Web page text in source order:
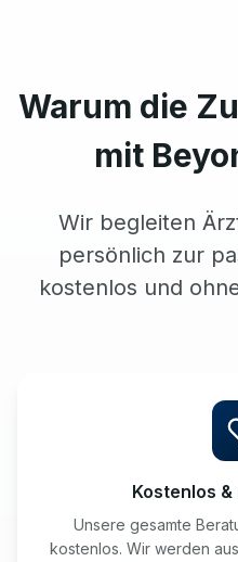
Warum die
mit
Wir begleiten
persönlich zur
kostenlos und
Kostenlos
Unsere gesamte
kostenlos. Wir werden